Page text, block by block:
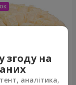
згоду на
аналітика,